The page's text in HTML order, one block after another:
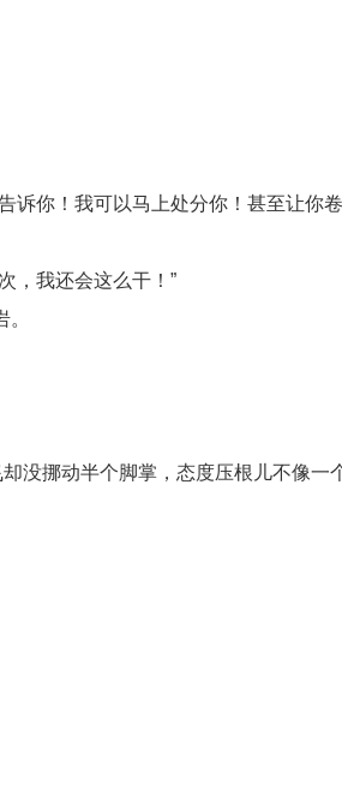
诉你！我可以马上处分你！甚至让你
，我还会这么干！”
没挪动半个脚掌，态度压根儿不像一